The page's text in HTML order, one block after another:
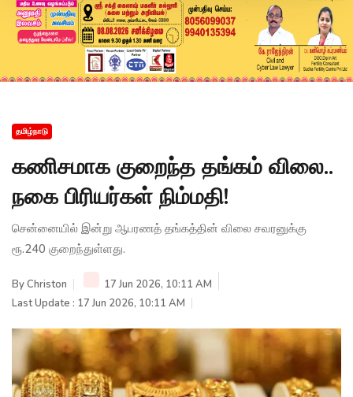
தமிழ்நாடு
கணிசமாக குறைந்த தங்கம் விலை..
நகை பிரியர்கள் நிம்மதி!
சென்னையில் இன்று ஆபரணத் தங்கத்தின் விலை சவரனுக்கு
ரூ.240 குறைந்துள்ளது.
ByChriston
17 Jun 2026, 10:11 AM
Last Update : 17 Jun 2026, 10:11 AM